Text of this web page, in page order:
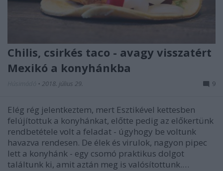
Chilis, csirkés taco - avagy visszatért
Mexikó a konyhánkba
• 2018. július 29. 9
Elég rég jelentkeztem, mert Esztikével kettesben
felújítottuk a konyhánkat, előtte pedig az előkertünk
rendbetétele volt a feladat - úgyhogy be voltunk
havazva rendesen. De élek és virulok, nagyon pipec
lett a konyhánk - egy csomó praktikus dolgot
találtunk ki, amit aztán meg is valósítottunk.…